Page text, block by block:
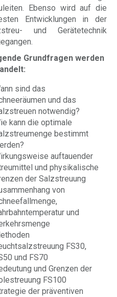
Ebenso wird auf die
Entwicklungen in der
und Gerätetechnik
Grundfragen werden
sind das
und das
notwendig?
kann die optimale
bestimmt
auftauender
und physikalische
der Salzstreuung
von
und
FS30,
und FS70
und Grenzen der
FS100
der präventiven